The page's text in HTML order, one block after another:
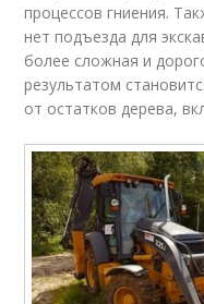
процессов гниения.
нет подъезда для
более сложная и
результатом
от остатков дерева,